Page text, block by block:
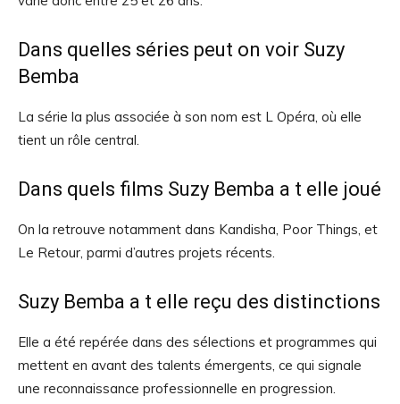
Dans quelles séries peut on voir Suzy
Bemba
La série la plus associée à son nom est L Opéra, où elle
tient un rôle central.
Dans quels films Suzy Bemba a t elle joué
On la retrouve notamment dans Kandisha, Poor Things, et
Le Retour, parmi d’autres projets récents.
Suzy Bemba a t elle reçu des distinctions
Elle a été repérée dans des sélections et programmes qui
mettent en avant des talents émergents, ce qui signale
une reconnaissance professionnelle en progression.